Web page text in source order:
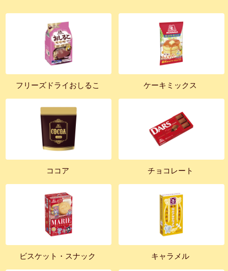
フリーズドライおしるこ ケーキミックス
ココア チョコレート
ビスケット・スナック キャラメル